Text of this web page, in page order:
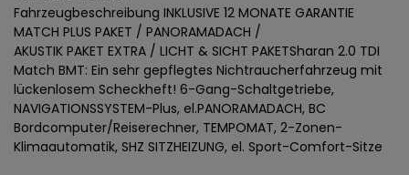
Fahrzeugbeschreibung INKLUSIVE 12 MONATE GARANTIE
MATCH PLUS PAKET / PANORAMADACH /
AKUSTIK PAKET EXTRA / LICHT & SICHT PAKETSharan 2.0 TDI
Match BMT: Ein sehr gepflegtes Nichtraucherfahrzeug mit
lückenlosem Scheckheft! 6-Gang-Schaltgetriebe,
NAVIGATIONSSYSTEM-Plus, el.PANORAMADACH, BC
Bordcomputer/Reiserechner, TEMPOMAT, 2-Zonen-
Klimaautomatik, SHZ SITZHEIZUNG, el. Sport-Comfort-Sitze